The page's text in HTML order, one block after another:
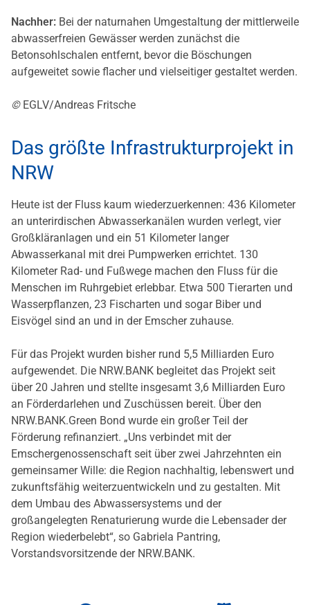
Nachher: Bei der naturnahen Umgestaltung der mittlerweile
abwasserfreien Gewässer werden zunächst die
Betonsohlschalen entfernt, bevor die Böschungen
aufgeweitet sowie flacher und vielseitiger gestaltet werden.
©EGLV/Andreas Fritsche
Das größte Infrastrukturprojekt in
NRW
Heute ist der Fluss kaum wiederzuerkennen: 436 Kilometer
an unterirdischen Abwasserkanälen wurden verlegt, vier
Großkläranlagen und ein 51 Kilometer langer
Abwasserkanal mit drei Pumpwerken errichtet. 130
Kilometer Rad- und Fußwege machen den Fluss für die
Menschen im Ruhrgebiet erlebbar. Etwa 500 Tierarten und
Wasserpflanzen, 23 Fischarten und sogar Biber und
Eisvögel sind an und in der Emscher zuhause.
Für das Projekt wurden bisher rund 5,5 Milliarden Euro
aufgewendet. Die NRW.BANK begleitet das Projekt seit
über 20 Jahren und stellte insgesamt 3,6 Milliarden Euro
an Förderdarlehen und Zuschüssen bereit. Über den
NRW.BANK.Green Bond wurde ein großer Teil der
Förderung refinanziert. „Uns verbindet mit der
Emschergenossenschaft seit über zwei Jahrzehnten ein
gemeinsamer Wille: die Region nachhaltig, lebenswert und
zukunftsfähig weiterzuentwickeln und zu gestalten. Mit
dem Umbau des Abwassersystems und der
großangelegten Renaturierung wurde die Lebensader der
Region wiederbelebt“, so Gabriela Pantring,
Vorstandsvorsitzende der NRW.BANK.